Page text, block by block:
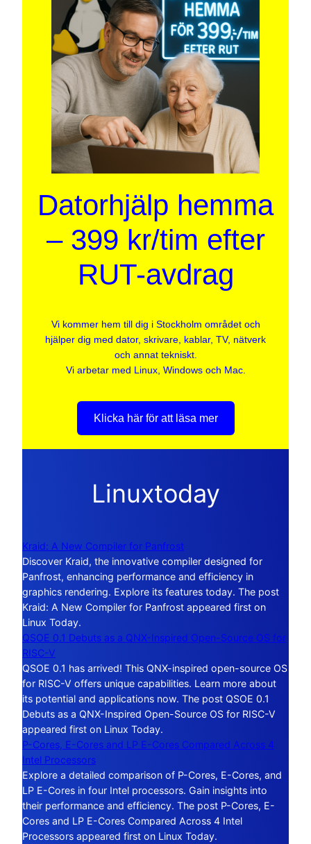
Datorhjälp hemma
– 399 kr/tim efter
RUT-avdrag
Vi kommer hem till dig i Stockholm området och
hjälper dig med dator, skrivare, kablar, TV, nätverk
och annat tekniskt.
Vi arbetar med Linux, Windows och Mac.
Klicka här för att läsa mer
Linuxtoday
Kraid: A New Compiler for Panfrost
Discover Kraid, the innovative compiler designed for
Panfrost, enhancing performance and efficiency in
graphics rendering. Explore its features today. The post
Kraid: A New Compiler for Panfrost appeared first on
Linux Today.
QSOE 0.1 Debuts as a QNX-Inspired Open-Source OS for
RISC-V
QSOE 0.1 has arrived! This QNX-inspired open-source OS
for RISC-V offers unique capabilities. Learn more about
its potential and applications now. The post QSOE 0.1
Debuts as a QNX-Inspired Open-Source OS for RISC-V
appeared first on Linux Today.
P-Cores, E-Cores and LP E-Cores Compared Across 4
Intel Processors
Explore a detailed comparison of P-Cores, E-Cores, and
LP E-Cores in four Intel processors. Gain insights into
their performance and efficiency. The post P-Cores, E-
Cores and LP E-Cores Compared Across 4 Intel
Processors appeared first on Linux Today.